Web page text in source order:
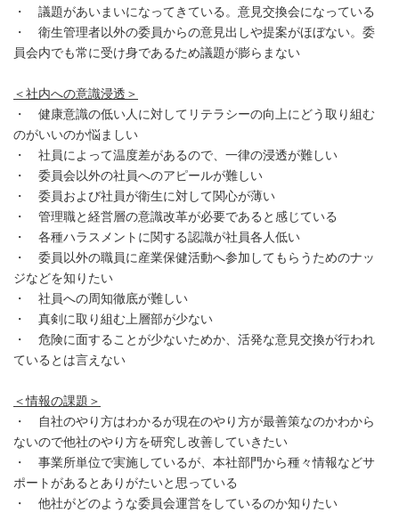
・ 議題があいまいになってきている。意見交換会になっている
・ 衛生管理者以外の委員からの意見出しや提案がほぼない。委
員会内でも常に受け身であるため議題が膨らまない
＜社内への意識浸透＞
・ 健康意識の低い人に対してリテラシーの向上にどう取り組む
のがいいのか悩ましい
・ 社員によって温度差があるので、一律の浸透が難しい
・ 委員会以外の社員へのアピールが難しい
・ 委員および社員が衛生に対して関心が薄い
・ 管理職と経営層の意識改革が必要であると感じている
・ 各種ハラスメントに関する認識が社員各人低い
・ 委員以外の職員に産業保健活動へ参加してもらうためのナッ
ジなどを知りたい
・ 社員への周知徹底が難しい
・ 真剣に取り組む上層部が少ない
・ 危険に面することが少ないためか、活発な意見交換が行われ
ているとは言えない
＜情報の課題＞
・ 自社のやり方はわかるが現在のやり方が最善策なのかわから
ないので他社のやり方を研究し改善していきたい
・ 事業所単位で実施しているが、本社部門から種々情報などサ
ポートがあるとありがたいと思っている
・ 他社がどのような委員会運営をしているのか知りたい